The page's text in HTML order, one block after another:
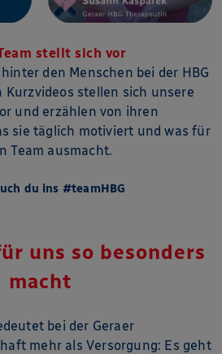
stellt sich vor
den Menschen bei der HBG
stellen sich unsere
und erzählen von ihren
sie täglich motiviert und was für
Team ausmacht.
du ins #teamHBG
uns so besonders
macht
bei der Geraer
mehr als Versorgung: Es geht